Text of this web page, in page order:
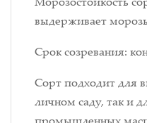
выдерживает
Срок созревания:
Сорт подходит для
личном саду, так и
промышленных